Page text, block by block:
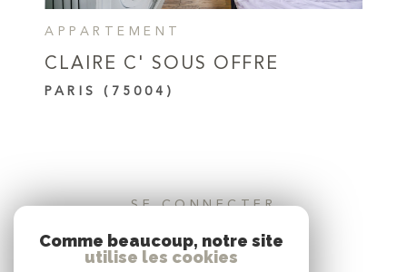
APPARTEMENT
CLAIRE C' SOUS OFFRE
PARIS (75004)
SE CONNECTER
ESPACE PROPRIÉTAIRE
Comme beaucoup, notre site
utilise les cookies